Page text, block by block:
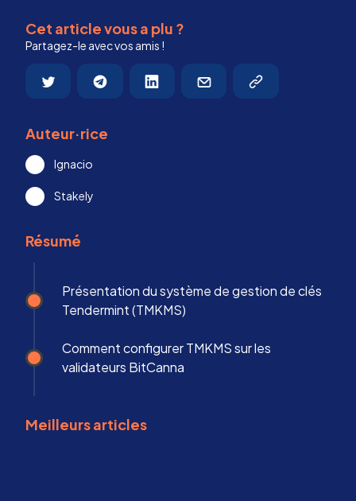
Cet article vous a plu ?
Partagez-le avec vos amis !
Auteur·rice
Ignacio
Stakely
Résumé
Présentation du système de gestion de clés
Tendermint (TMKMS)
Comment configurer TMKMS sur les
validateurs BitCanna
Meilleurs articles